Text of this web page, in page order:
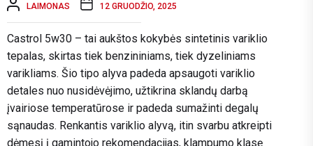
LAIMONAS 12 GRUODŽIO, 2025
Castrol 5w30 – tai aukštos kokybės sintetinis variklio
tepalas, skirtas tiek benzininiams, tiek dyzeliniams
varikliams. Šio tipo alyva padeda apsaugoti variklio
detales nuo nusidėvėjimo, užtikrina sklandų darbą
įvairiose temperatūrose ir padeda sumažinti degalų
sąnaudas. Renkantis variklio alyvą, itin svarbu atkreipti
dėmesį į gamintojo rekomendacijas, klampumo klasę